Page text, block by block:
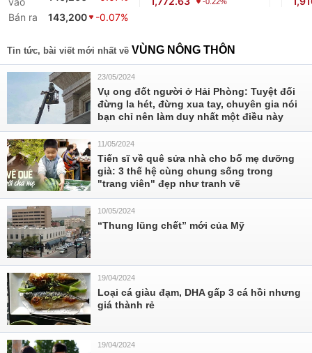
Bán ra
143,200 -0.07%
Tin tức, bài viết mới nhất về VÙNG NÔNG THÔN
23/05/2024
Vụ ong đốt người ở Hải Phòng: Tuyệt đối
đừng la hét, đừng xua tay, chuyên gia nói
bạn chỉ nên làm duy nhất một điều này
11/05/2024
Tiến sĩ về quê sửa nhà cho bố mẹ dưỡng
già: 3 thế hệ cùng chung sống trong
"trang viên" đẹp như tranh vẽ
10/05/2024
“Thung lũng chết” mới của Mỹ
19/04/2024
Loại cá giàu đạm, DHA gấp 3 cá hồi nhưng
giá thành rẻ
19/04/2024